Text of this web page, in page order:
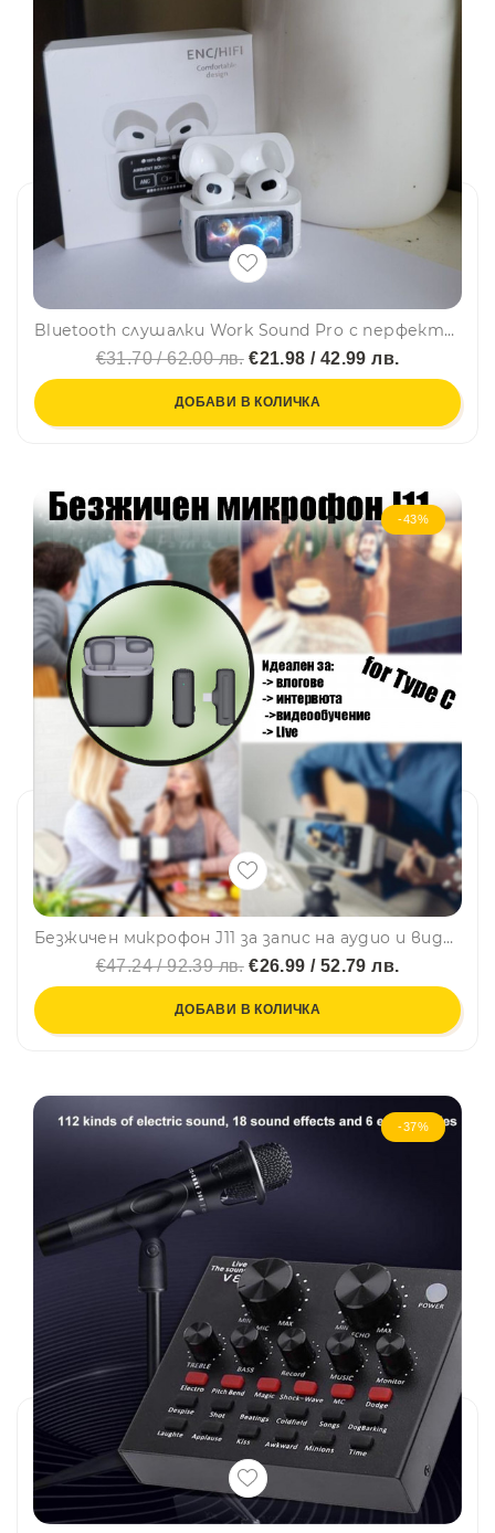
Bluetooth слушалки Work Sound Pro с перфектна акустика за кристално чист звук и дълбок бас
€31.70 / 62.00 лв.€21.98 / 42.99 лв.
ДОБАВИ В КОЛИЧКА
-43%
Безжичен микрофон J11 за запис на аудио и видео, с кутия за зареждане, plug and play, for Type C
€47.24 / 92.39 лв.€26.99 / 52.79 лв.
ДОБАВИ В КОЛИЧКА
-37%